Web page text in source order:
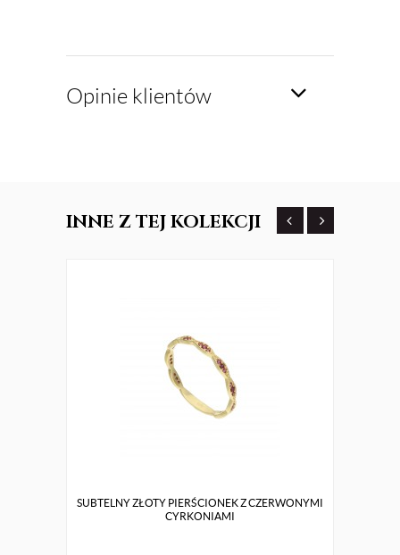
Opinie klientów
INNE Z TEJ KOLEKCJI
SUBTELNY ZŁOTY PIERŚCIONEK Z CZERWONYMI
CYRKONIAMI